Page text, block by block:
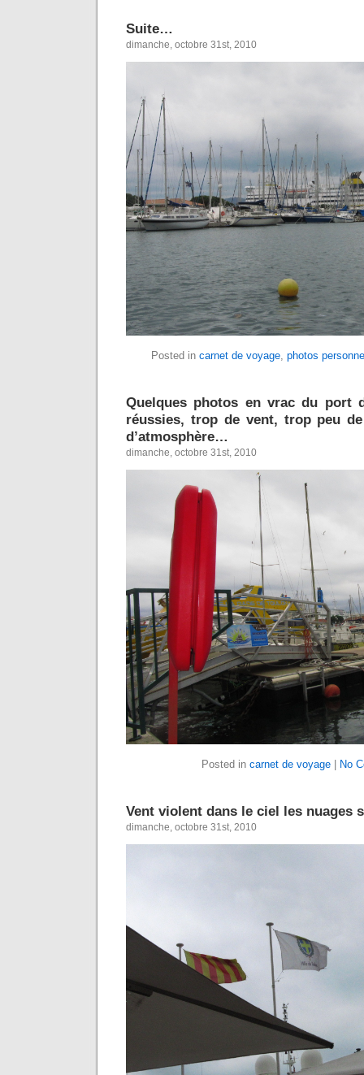
Suite…
dimanche, octobre 31st, 2010
Posted in carnet de voyage, photos
Quelques photos en vrac du port
réussies, trop de vent, trop peu
d’atmosphère…
dimanche, octobre 31st, 2010
Posted in carnet de voyage | No
Vent violent dans le ciel les nuages
dimanche, octobre 31st, 2010